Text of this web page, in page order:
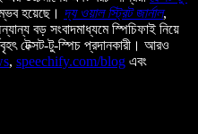
হয়েছে। দ্য ওয়াল স্ট্রিট জার্নাল,
বড় সংবাদমাধ্যমে স্পিচিফাই নিয়ে
টেক্সট-টু-স্পিচ প্রদানকারী। আরও
, speechify.com/blog এবং